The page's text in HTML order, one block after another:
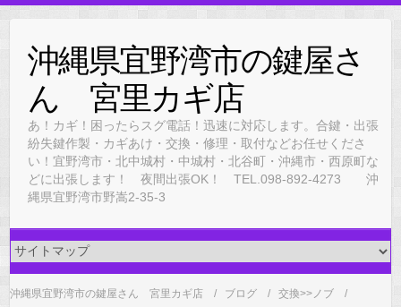
content沖縄県宜野湾市の鍵屋さ
ん 宮里カギ店
あ！カギ！困ったらスグ電話！迅速に対応します。合鍵・出張
紛失鍵作製・カギあけ・交換・修理・取付などお任せくださ
い！宜野湾市・北中城村・中城村・北谷町・沖縄市・西原町な
どに出張します！ 夜間出張OK！ TEL.098-892-4273 沖
縄県宜野湾市野嵩2-35-3
沖縄県宜野湾市の鍵屋さん 宮里カギ店 ブログ
交換>>ノブ